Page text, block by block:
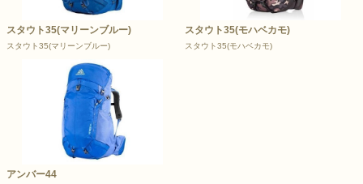
スタウト35(マリーンブルー)
スタウト35(マリーンブルー)
スタウト35(モハベカモ)
スタウト35(モハベカモ)
アンバー44